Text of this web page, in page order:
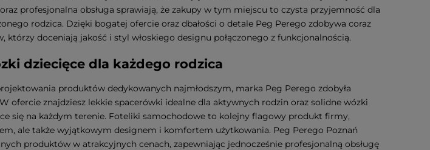
profesjonalna obsługa sprawiają, że zakupy w tym miejscu to czysta przyjemność dla
rodzica. Dzięki bogatej ofercie oraz dbałości o detale Peg Perego zdobywa coraz
doceniają jakość i styl włoskiego designu połączonego z funkcjonalnością.
dziecięce dla każdego rodzica
produktów dedykowanych najmłodszym, marka Peg Perego zdobyła
ofercie znajdziesz lekkie spacerówki idealne dla aktywnych rodzin oraz solidne wózki
się na każdym terenie. Foteliki samochodowe to kolejny flagowy produkt firmy,
ale także wyjątkowym designem i komfortem użytkowania. Peg Perego Poznań
produktów w atrakcyjnych cenach, zapewniając jednocześnie profesjonalną obsługę